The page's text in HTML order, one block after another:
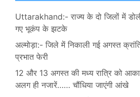
Uttarakhand:- राज्य के दो जिलों में
गए भूकंप के झटके
अल्मोड़ा:- जिले में निकाली गई अगस्त
प्रभात फेरी
12 और 13 अगस्त की मध्य रात्रि को
अलग ही नजारें…… चौंधिया जाएंगी आंखे